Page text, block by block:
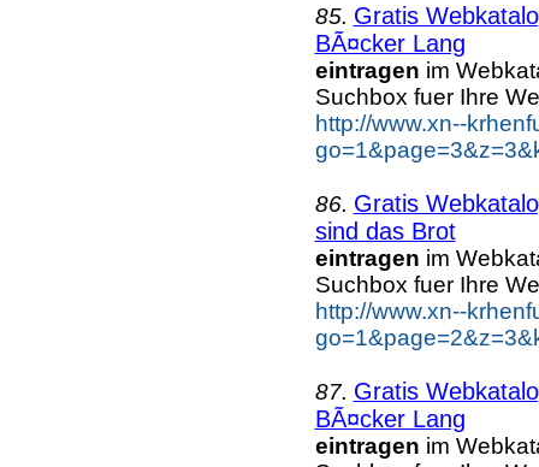
85. Gratis
BÃ¤cker Lang
eintragen im
Suchbox fuer Ihre
http://www.xn--
86. Gratis
sind das Brot
eintragen im
Suchbox fuer Ihre
http://www.xn--
87. Gratis
BÃ¤cker Lang
eintragen im